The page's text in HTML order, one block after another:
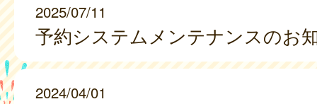
2025/07/11
予約システムメンテナンスのお
2024/04/01